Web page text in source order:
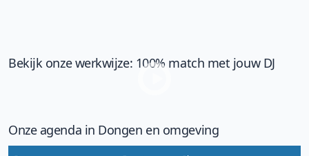
Bekijk onze werkwijze: 100% match met jouw DJ
Onze agenda in Dongen en omgeving